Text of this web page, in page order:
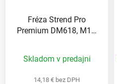
Fréza Strend Pro
Premium DM618, M14,
vyrezávacím korunkám,
Skladom v predajni
14,18 € bez DPH